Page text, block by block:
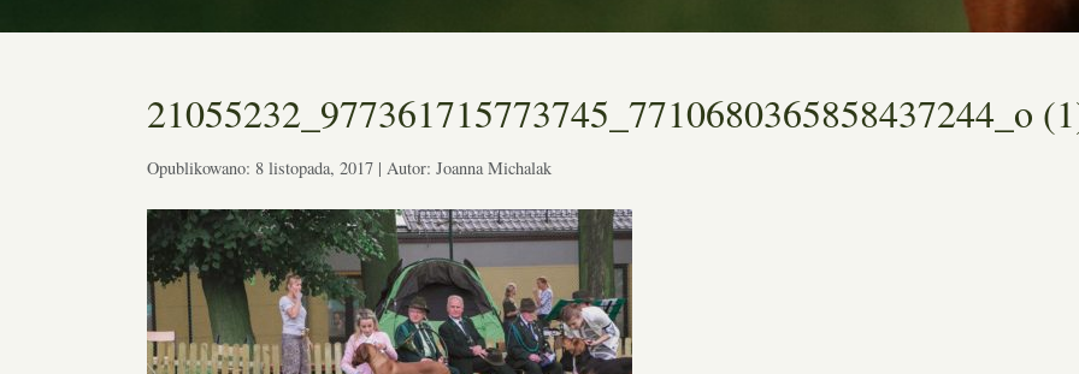
21055232_977361715773745_7710680365858437244_o
Opublikowano: 8 listopada, 2017 | Autor: Joanna Michalak